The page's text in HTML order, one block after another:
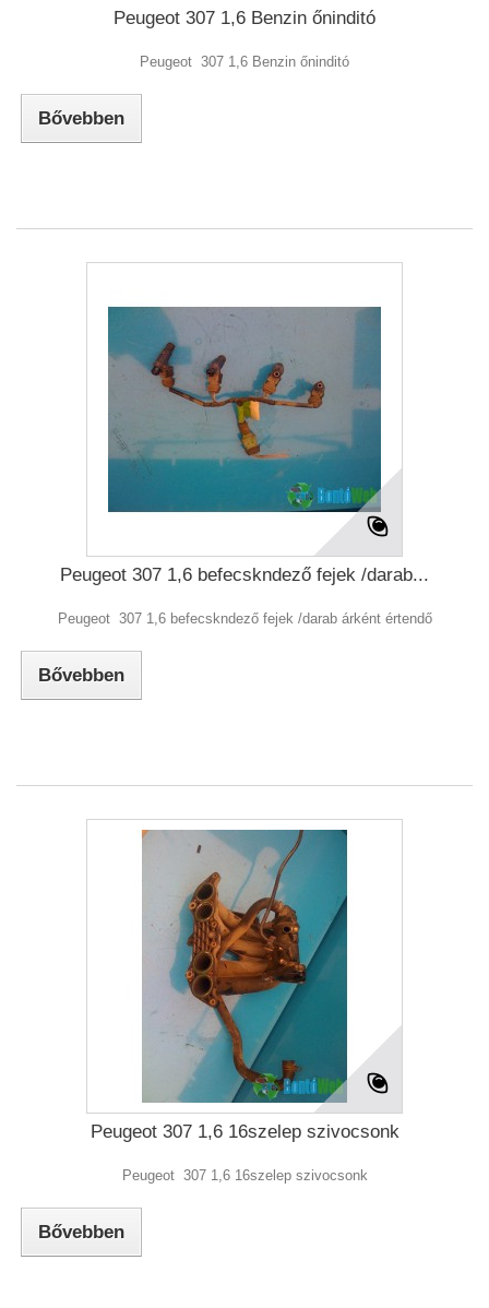
Peugeot 307 1,6 Benzin őninditó
Peugeot 307 1,6 Benzin őninditó
Bővebben
Peugeot 307 1,6 befecskndező fejek /darab...
Peugeot 307 1,6 befecskndező fejek /darab árként értendő
Bővebben
Peugeot 307 1,6 16szelep szivocsonk
Peugeot 307 1,6 16szelep szivocsonk
Bővebben